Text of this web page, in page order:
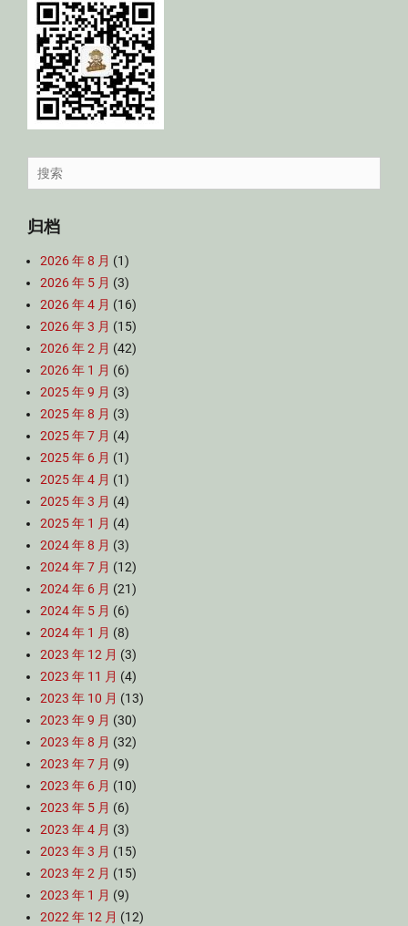
Search
for:
归档
2026 年 8 月 (1)
2026 年 5 月 (3)
2026 年 4 月 (16)
2026 年 3 月 (15)
2026 年 2 月 (42)
2026 年 1 月 (6)
2025 年 9 月 (3)
2025 年 8 月 (3)
2025 年 7 月 (4)
2025 年 6 月 (1)
2025 年 4 月 (1)
2025 年 3 月 (4)
2025 年 1 月 (4)
2024 年 8 月 (3)
2024 年 7 月 (12)
2024 年 6 月 (21)
2024 年 5 月 (6)
2024 年 1 月 (8)
2023 年 12 月 (3)
2023 年 11 月 (4)
2023 年 10 月 (13)
2023 年 9 月 (30)
2023 年 8 月 (32)
2023 年 7 月 (9)
2023 年 6 月 (10)
2023 年 5 月 (6)
2023 年 4 月 (3)
2023 年 3 月 (15)
2023 年 2 月 (15)
2023 年 1 月 (9)
2022 年 12 月 (12)